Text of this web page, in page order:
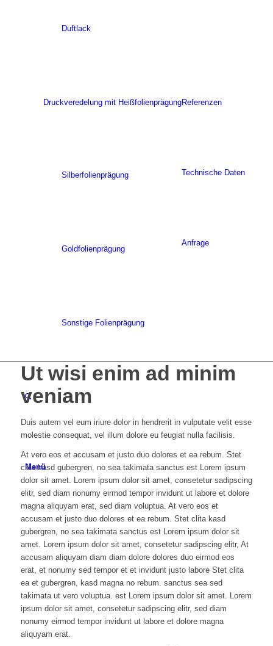
Duftlack
Druckveredelung mit Heißfolienprägung
Silberfolienprägung
Goldfolienprägung
Sonstige Folienprägung
Referenzen
Technische Daten
Anfrage
Menü
Ut wisi enim ad minim
veniam
Duis autem vel eum iriure dolor in hendrerit in vulputate velit esse
molestie consequat, vel illum dolore eu feugiat nulla facilisis.
At vero eos et accusam et justo duo dolores et ea rebum. Stet
clita kasd gubergren, no sea takimata sanctus est Lorem ipsum
dolor sit amet. Lorem ipsum dolor sit amet, consetetur sadipscing
elitr, sed diam nonumy eirmod tempor invidunt ut labore et dolore
magna aliquyam erat, sed diam voluptua. At vero eos et
accusam et justo duo dolores et ea rebum. Stet clita kasd
gubergren, no sea takimata sanctus est Lorem ipsum dolor sit
amet. Lorem ipsum dolor sit amet, consetetur sadipscing elitr, At
accusam aliquyam diam diam dolore dolores duo eirmod eos
erat, et nonumy sed tempor et et invidunt justo labore Stet clita
ea et gubergren, kasd magna no rebum. sanctus sea sed
takimata ut vero voluptua. est Lorem ipsum dolor sit amet. Lorem
ipsum dolor sit amet, consetetur sadipscing elitr, sed diam
nonumy eirmod tempor invidunt ut labore et dolore magna
aliquyam erat.